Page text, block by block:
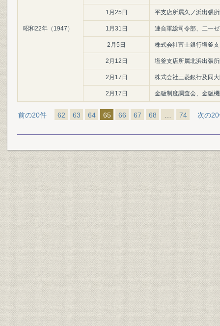
昭和22年（1947）
1月25日 平支店所属久ノ浜出張
1月31日 連合軍総司令部、二一
2月5日 株式会社富士銀行塩釜
2月12日 塩釜支店所属北浜出張
2月17日 株式会社三菱銀行及同
2月17日 金融制度調査会、金融
前の20件 62 63 64 65 66 67 68 74 次の